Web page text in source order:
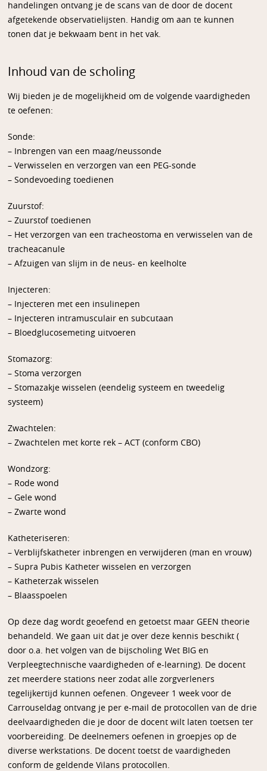
handelingen ontvang je de scans van de door de docent
afgetekende observatielijsten. Handig om aan te kunnen
tonen dat je bekwaam bent in het vak.
Inhoud van de scholing
Wij bieden je de mogelijkheid om de volgende vaardigheden
te oefenen:
Sonde:
– Inbrengen van een maag/neussonde
– Verwisselen en verzorgen van een PEG-sonde
– Sondevoeding toedienen
Zuurstof:
– Zuurstof toedienen
– Het verzorgen van een tracheostoma en verwisselen van de
tracheacanule
– Afzuigen van slijm in de neus- en keelholte
Injecteren:
– Injecteren met een insulinepen
– Injecteren intramusculair en subcutaan
– Bloedglucosemeting uitvoeren
Stomazorg:
– Stoma verzorgen
– Stomazakje wisselen (eendelig systeem en tweedelig
systeem)
Zwachtelen:
– Zwachtelen met korte rek – ACT (conform CBO)
Wondzorg:
– Rode wond
– Gele wond
– Zwarte wond
Katheteriseren:
– Verblijfskatheter inbrengen en verwijderen (man en vrouw)
– Supra Pubis Katheter wisselen en verzorgen
– Katheterzak wisselen
– Blaasspoelen
Op deze dag wordt geoefend en getoetst maar GEEN theorie
behandeld. We gaan uit dat je over deze kennis beschikt (
door o.a. het volgen van de bijscholing Wet BIG en
Verpleegtechnische vaardigheden of e-learning). De docent
zet meerdere stations neer zodat alle zorgverleners
tegelijkertijd kunnen oefenen. Ongeveer 1 week voor de
Carrouseldag ontvang je per e-mail de protocollen van de drie
deelvaardigheden die je door de docent wilt laten toetsen ter
voorbereiding. De deelnemers oefenen in groepjes op de
diverse werkstations. De docent toetst de vaardigheden
conform de geldende Vilans protocollen.